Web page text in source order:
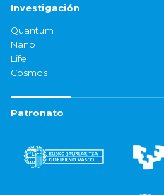
Investigación
Quantum
Nano
Life
Cosmos
Patronato